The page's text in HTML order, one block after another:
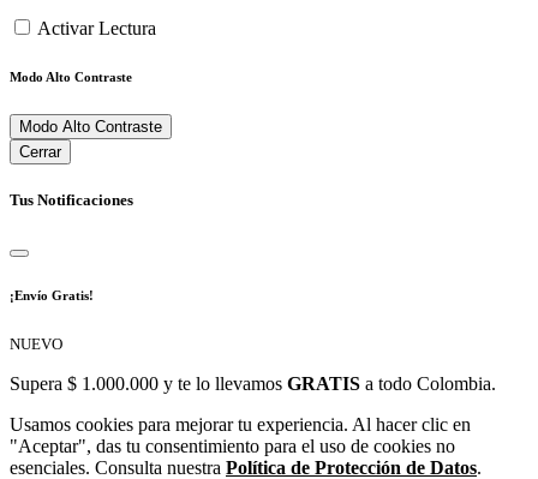
Activar Lectura
Modo Alto Contraste
Modo Alto Contraste
Cerrar
Tus Notificaciones
¡Envío Gratis!
NUEVO
Supera $ 1.000.000 y te lo llevamos GRATIS a todo Colombia.
Usamos cookies para mejorar tu experiencia. Al hacer clic en
"Aceptar", das tu consentimiento para el uso de cookies no
esenciales. Consulta nuestra Política de Protección de Datos.